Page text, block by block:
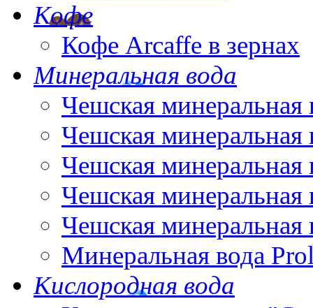
Кофе
Кофе Arcaffe в зернах
Минеральная вода
Чешская минеральная
Чешская минеральная
Чешская минеральная
Чешская минеральная
Чешская минеральная
Минеральная вода
Кислородная вода